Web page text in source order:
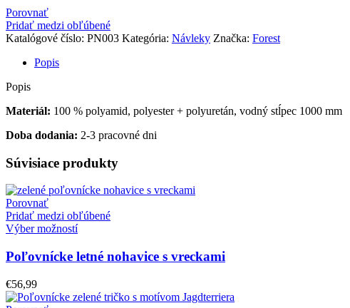
Porovnať
Pridať medzi obľúbené
Katalógové číslo: PN003 Kategória: Návleky Značka: Forest
Popis
Popis
Materiál: 100 % polyamid, polyester + polyuretán, vodný stĺpec 1000 mm
Doba dodania: 2-3 pracovné dni
Súvisiace produkty
Porovnať
Pridať medzi obľúbené
Výber možností
Poľovnícke letné nohavice s vreckami
€56,99